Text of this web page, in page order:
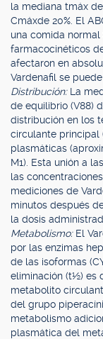
la mediana tmáx
Cmáxde 20%. El
una comida normal
farmacocinéticos
afectaron en
Vardenafil se
Distribución: La
de equilibrio (V88)
distribución en los
circulante principal
plasmáticas
M1). Esta unión a
las
mediciones de
minutos después
la dosis
Metabolismo: El
por las enzimas
de las isoformas
eliminación (t½) es
metabolito
del grupo
metabolismo
plasmática del